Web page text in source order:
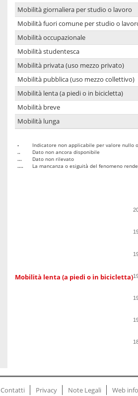
Mobilità giornaliera per studio o lavoro
Mobilità fuori comune per studio o
Mobilità occupazionale
Mobilità studentesca
Mobilità privata (uso mezzo privato)
Mobilità pubblica (uso mezzo collettivo)
Mobilità lenta (a piedi o in bicicletta)
Mobilità breve
Mobilità lunga
-
Indicatore non applicabile per valore nullo
..
Dato non ancora disponibile
...
Dato non rilevato
....
La mancanza o esiguità del fenomeno
Mobilità lenta (a piedi o in bicicletta)
Contatti Privacy Note Legali Web info